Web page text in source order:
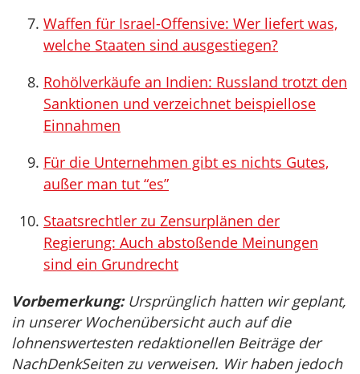
Waffen für Israel-Offensive: Wer liefert was,
welche Staaten sind ausgestiegen?
Rohölverkäufe an Indien: Russland trotzt den
Sanktionen und verzeichnet beispiellose
Einnahmen
Für die Unternehmen gibt es nichts Gutes,
außer man tut “es”
Staatsrechtler zu Zensurplänen der
Regierung: Auch abstoßende Meinungen
sind ein Grundrecht
Vorbemerkung:Ursprünglich hatten wir geplant,
in unserer Wochenübersicht auch auf die
lohnenswertesten redaktionellen Beiträge der
NachDenkSeiten zu verweisen. Wir haben jedoch